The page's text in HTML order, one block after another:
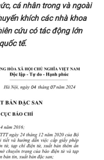
cá nhân trong và ngoài
khích các nhà khoa
cứu có tác động lớn
tế.